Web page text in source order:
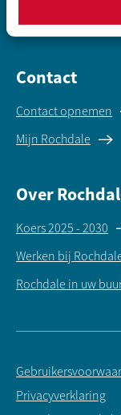
Overlast melden
Contact
Contact opnemen
Mijn Rochdale
Over
Koers 2025 - 2030
Werken bij
Rochdale in uw
Privacyverklaring